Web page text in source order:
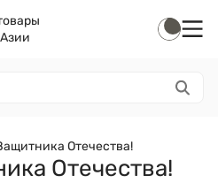
Отечества!
Отечества!